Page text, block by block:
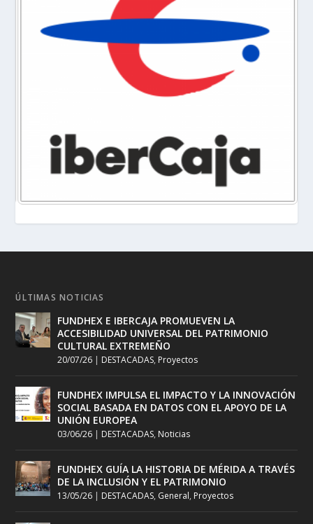
ÚLTIMAS NOTICIAS
FUNDHEX E IBERCAJA PROMUEVEN LA
ACCESIBILIDAD UNIVERSAL DEL PATRIMONIO
CULTURAL EXTREMEÑO
20/07/26 | DESTACADAS, Proyectos
FUNDHEX IMPULSA EL IMPACTO Y LA INNOVACIÓN
SOCIAL BASADA EN DATOS CON EL APOYO DE LA
UNIÓN EUROPEA
03/06/26 | DESTACADAS, Noticias
FUNDHEX GUÍA LA HISTORIA DE MÉRIDA A TRAVÉS
DE LA INCLUSIÓN Y EL PATRIMONIO
13/05/26 | DESTACADAS, General, Proyectos